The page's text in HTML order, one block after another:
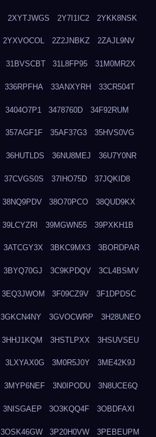
2XYTJWGS 2Y7I1IC2 2YKK8NSK
2YXVOCOL 2Z2JNBKZ 2ZAJL9NV
31BVSCBT 31L8FP95 31M0MR2X
336RPFHA 33ANXYRH 33CR504T
3404O7P1 3478760D 34F92RUM
357AGF1F 35AF37G3 35HVS0VG
36HUTLDS 36NU8MEJ 36U7Y0NR
37CVGS0S 37IHO75D 37JQKID8
38NQ9PDV 38O70PCO 38QUD9KX
39LCYZRI 39MGWN55 39PXKH1B
3ATCGY3X 3BKC9MX3 3BORDPAR
3BYQ70GJ 3C9KPDQV 3CL4BSMV
3EQ3JWOM 3F09CZ9V 3F1DPDSC
3GKCN4NY 3GVOCWRP 3H28UNEO
3HHJ1KQM 3HSTLPXX 3HSUVSEU
3LXYAX0G 3M0R5J0Y 3ME42K9J
3MYP6NEF 3N0IPODU 3N8UCE6Q
3NISGAEP 3O3KQQ4F 3OBDFAXI
3OSK46GW 3P20H0VW 3PEBEUPM